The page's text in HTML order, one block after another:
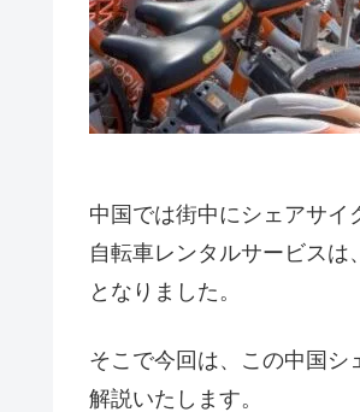
中国では街中にシェアサ
自転車レンタルサービス
となりました。
そこで今回は、この中国シ
解説いたします。